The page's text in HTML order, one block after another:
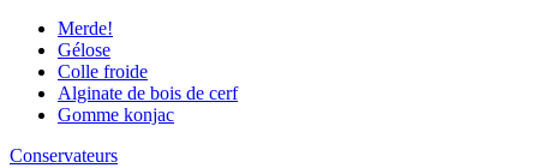
Merde!
Gélose
Colle froide
Alginate de bois de cerf
Gomme konjac
Conservateurs